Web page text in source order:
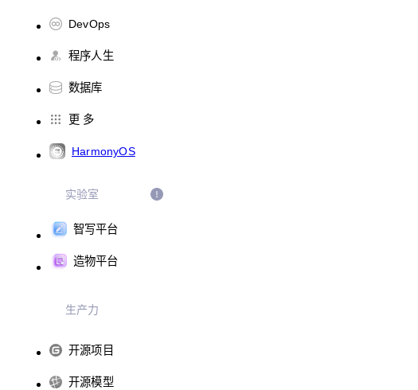
DevOps
程序人生
数据库
更 多
HarmonyOS
实验室
智写平台
造物平台
生产力
开源项目
开源模型